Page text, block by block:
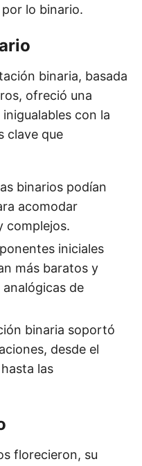
lo binario.
binaria, basada
ofreció una
inigualables con la
clave que
binarios podían
acomodar
complejos.
iniciales
más baratos y
de
binaria soportó
desde el
las
florecieron, su